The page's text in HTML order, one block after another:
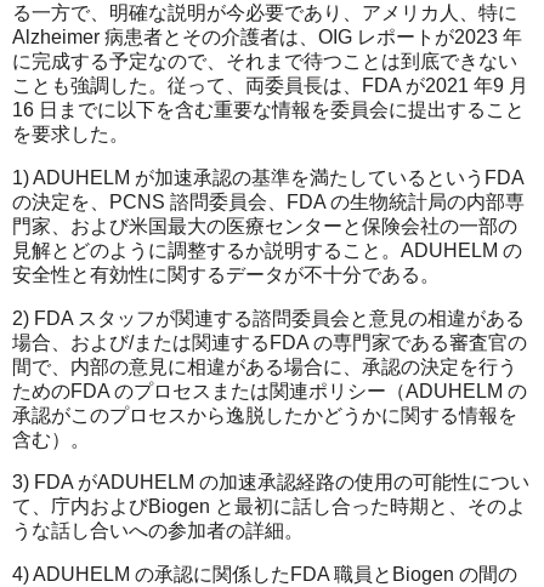
る一方で、明確な説明が今必要であり、アメリカ人、特に
Alzheimer 病患者とその介護者は、OIG レポートが2023 年
に完成する予定なので、それまで待つことは到底できない
ことも強調した。従って、両委員長は、FDA が2021 年9 月
16 日までに以下を含む重要な情報を委員会に提出すること
を要求した。
1) ADUHELM が加速承認の基準を満たしているというFDA
の決定を、PCNS 諮問委員会、FDA の生物統計局の内部専
門家、および米国最大の医療センターと保険会社の一部の
見解とどのように調整するか説明すること。ADUHELM の
安全性と有効性に関するデータが不十分である。
2) FDA スタッフが関連する諮問委員会と意見の相違がある
場合、および/または関連するFDA の専門家である審査官の
間で、内部の意見に相違がある場合に、承認の決定を行う
ためのFDA のプロセスまたは関連ポリシー（ADUHELM の
承認がこのプロセスから逸脱したかどうかに関する情報を
含む）。
3) FDA がADUHELM の加速承認経路の使用の可能性につい
て、庁内およびBiogen と最初に話し合った時期と、そのよ
うな話し合いへの参加者の詳細。
4) ADUHELM の承認に関係したFDA 職員とBiogen の間の